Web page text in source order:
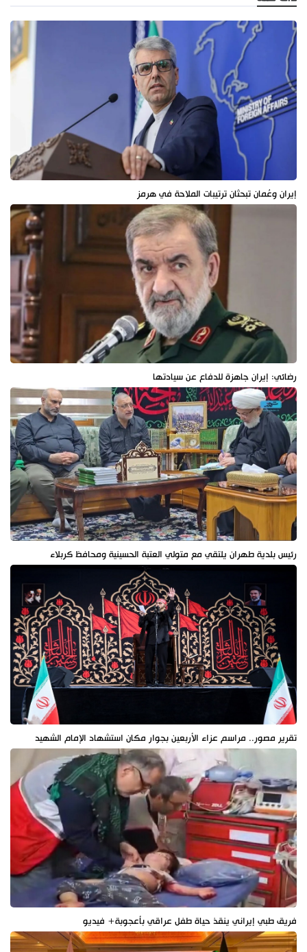
إيران وعُمان تبحثان ترتيبات الملاحة في هرمز
رضائي: إيران جاهزة للدفاع عن سيادتها
رئيس بلدية طهران يلتقي مع متولي العتبة الحسينية ومحافظ كربلاء
تقرير مصور.. مراسم عزاء الأربعين بجوار مكان استشهاد الإمام الشهيد
فريق طبي إيراني ينقذ حياة طفل عراقي بأعجوبة+ فيديو